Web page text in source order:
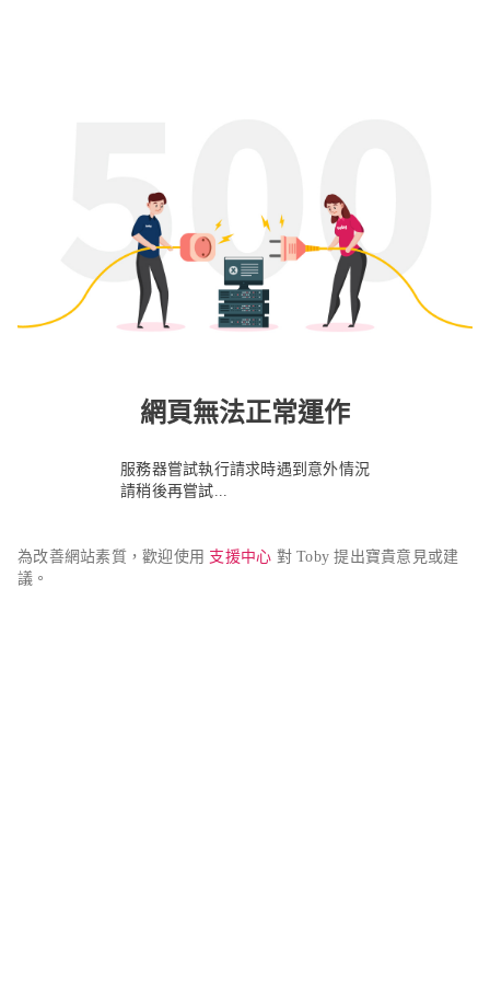
網頁無法正常運作
服務器嘗試執行請求時遇到意外情況
請稍後再嘗試...
為改善網站素質，歡迎使用 支援中心 對 Toby 提出寶貴意見或建
議。